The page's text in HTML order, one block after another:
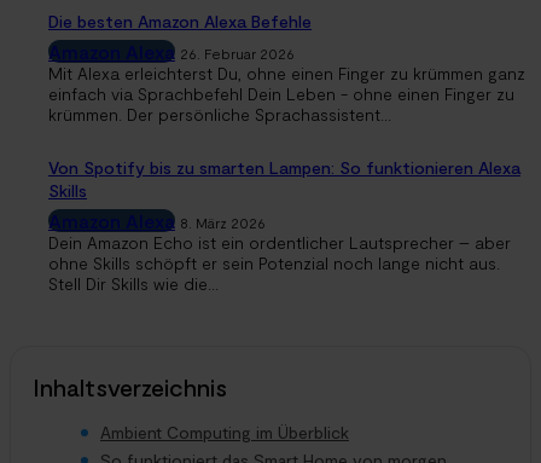
Die besten Amazon Alexa Befehle
Amazon Alexa 26. Februar 2026
Mit Alexa erleichterst Du, ohne einen Finger zu krümmen ganz
einfach via Sprachbefehl Dein Leben - ohne einen Finger zu
krümmen. Der persönliche Sprachassistent...
Von Spotify bis zu smarten Lampen: So funktionieren Alexa
Skills
Amazon Alexa 8. März 2026
Dein Amazon Echo ist ein ordentlicher Lautsprecher – aber
ohne Skills schöpft er sein Potenzial noch lange nicht aus.
Stell Dir Skills wie die...
Inhaltsverzeichnis
Ambient Computing im Überblick